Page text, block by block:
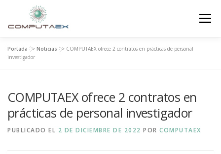
Menú
INICIO
SUPERCOMPUTACIÓN NOTICIAS
INVESTIGACIÓN E INNOVACIÓN CONTACTO
Portada >> Noticias >> COMPUTAEX ofrece 2 contratos en prácticas de personal
investigador
COMPUTAEX ofrece 2 contratos en
prácticas de personal investigador
PUBLICADO EL 2 DE DICIEMBRE DE 2022 POR COMPUTAEX